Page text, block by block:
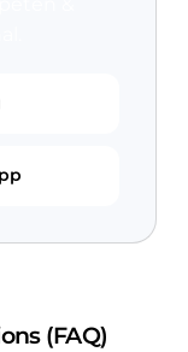
(FAQ)